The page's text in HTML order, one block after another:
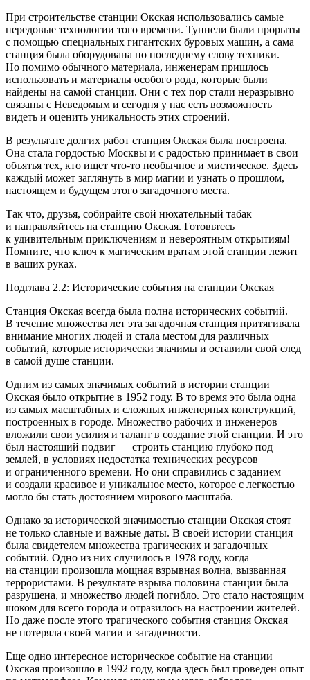
При строительстве станции Окская использовались самые
передовые технологии того времени. Туннели были прорыты
с помощью специальных гигантских буровых машин, а сама
станция была оборудована по последнему слову техники.
Но помимо обычного материала, инженерам пришлось
использовать и материалы особого рода, которые были
найдены на самой станции. Они с тех пор стали неразрывно
связаны с Неведомым и сегодня у нас есть возможность
видеть и оценить уникальность этих строений.
В результате долгих работ станция Окская была построена.
Она стала гордостью Москвы и с радостью принимает в свои
объятья тех, кто ищет что-то необычное и мистическое. Здесь
каждый может заглянуть в мир магии и узнать о прошлом,
настоящем и будущем этого загадочного места.
Так что, друзья, собирайте свой нюхательный табак
и направляйтесь на станцию Окская. Готовьтесь
к удивительным приключениям и невероятным открытиям!
Помните, что ключ к магическим вратам этой станции лежит
в ваших руках.
Подглава 2.2: Исторические события на станции Окская
Станция Окская всегда была полна исторических событий.
В течение множества лет эта загадочная станция притягивала
внимание многих людей и стала местом для различных
событий, которые исторически значимы и оставили свой след
в самой душе станции.
Одним из самых значимых событий в истории станции
Окская было открытие в 1952 году. В то время это была одна
из самых масштабных и сложных инженерных конструкций,
построенных в городе. Множество рабочих и инженеров
вложили свои усилия и талант в создание этой станции. И это
был настоящий подвиг — строить станцию глубоко под
землей, в условиях недостатка технических ресурсов
и ограниченного времени. Но они справились с заданием
и создали красивое и уникальное место, которое с легкостью
могло бы стать достоянием мирового масштаба.
Однако за исторической значимостью станции Окская стоят
не только славные и важные даты. В своей истории станция
была свидетелем множества трагических и загадочных
событий. Одно из них случилось в 1978 году, когда
на станции произошла мощная взрывная волна, вызванная
террористами. В результате взрыва половина станции была
разрушена, и множество людей погибло. Это стало настоящим
шоком для всего города и отразилось на настроении жителей.
Но даже после этого трагического события станция Окская
не потеряла своей магии и загадочности.
Еще одно интересное историческое событие на станции
Окская произошло в 1992 году, когда здесь был проведен опыт